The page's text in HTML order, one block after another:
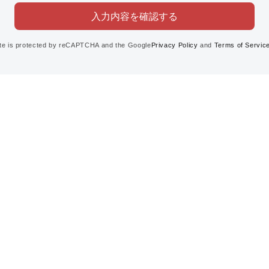
is protected by reCAPTCHA and the Google Privacy Policy and Terms of